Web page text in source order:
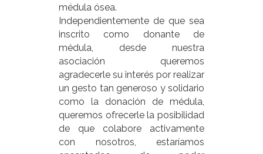
médula ósea.
Independientemente de que sea
inscrito como donante de
médula, desde nuestra
asociación queremos
agradecerle su interés por realizar
un gesto tan generoso y solidario
como la donación de médula,
queremos ofrecerle la posibilidad
de que colabore activamente
con nosotros, estaríamos